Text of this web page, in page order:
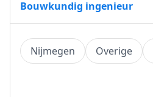
Bouwkundig ingenieur
Nijmegen Overige